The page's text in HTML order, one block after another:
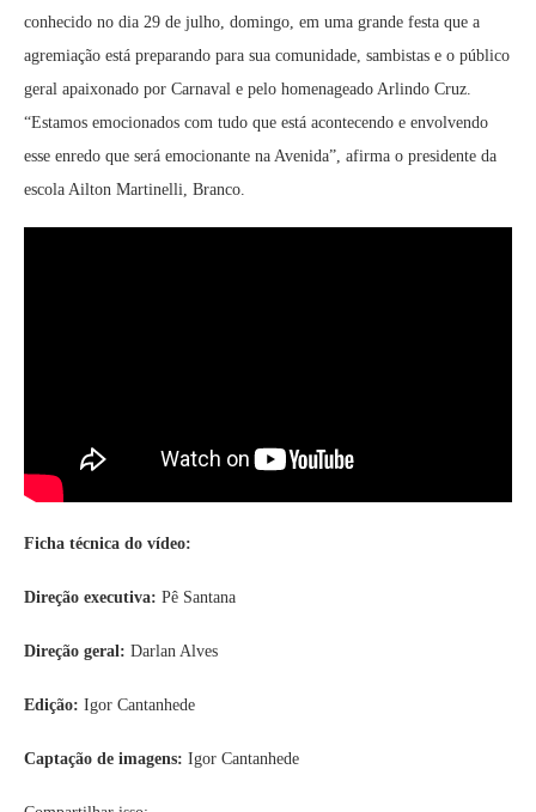
conhecido no dia 29 de julho, domingo, em uma grande festa que a
agremiação está preparando para sua comunidade, sambistas e o público
geral apaixonado por Carnaval e pelo homenageado Arlindo Cruz.
“Estamos emocionados com tudo que está acontecendo e envolvendo
esse enredo que será emocionante na Avenida”, afirma o presidente da
escola Ailton Martinelli, Branco.
Ficha técnica do vídeo:
Direção executiva: Pê Santana
Direção geral: Darlan Alves
Edição: Igor Cantanhede
Captação de imagens: Igor Cantanhede